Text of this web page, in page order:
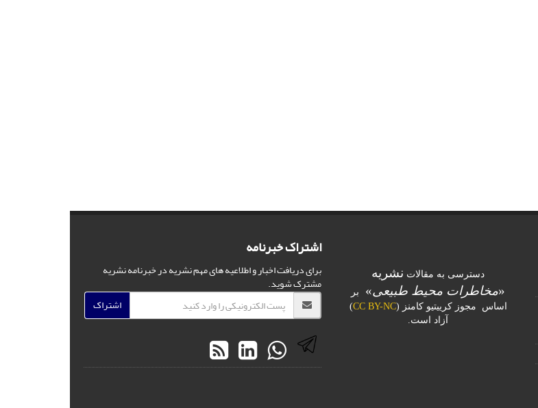
دسترسی به مقالات نشریه
«مخاطرات محیط طبیعی»
بر
اساس مجوز کرییتیو کامنز (CC BY-NC
)
آزاد است.
اشتراک خبرنامه
برای دریافت اخبار و اطلاعیه های مهم نشریه در خبرنامه نشریه
مشترک شوید.
اشتراک